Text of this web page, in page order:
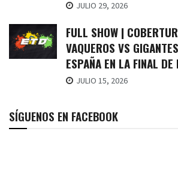
JULIO 29, 2026
FULL SHOW |
VAQUEROS VS
ESPAÑA EN LA FINAL
JULIO 15, 2026
SÍGUENOS EN FACEBOOK